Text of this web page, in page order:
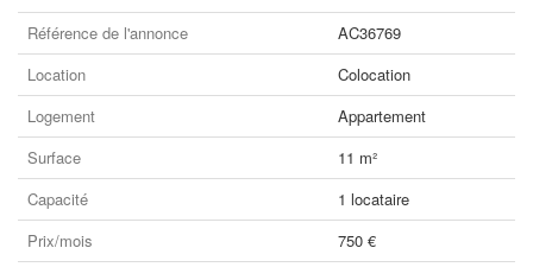
Référence de l'annonce
AC36769
Location
Colocation
Logement
Appartement
Surface
11 m²
Capacité
1 locataire
Prix/mois
750 €